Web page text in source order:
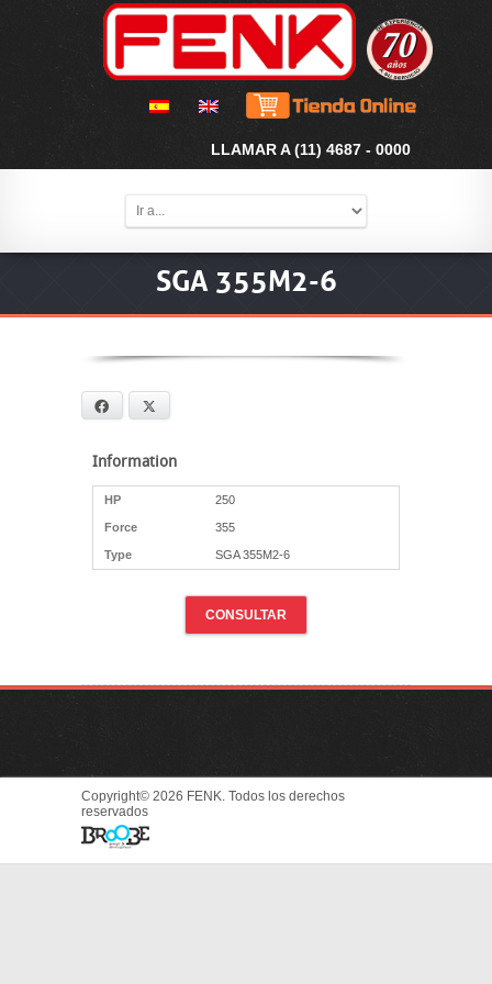
LLAMAR A (11) 4687 - 0000
SGA 355M2-6
Facebook
Information
HP 250
Force 355
Type SGA 355M2-6
CONSULTAR
Copyright© 2026 FENK. Todos los derechos
reservados